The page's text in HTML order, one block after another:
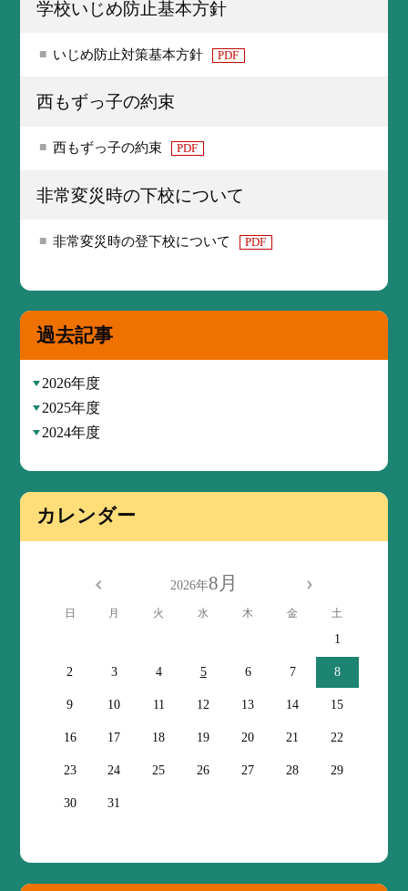
学校いじめ防止基本方針
いじめ防止対策基本方針 PDF
西もずっ子の約束
西もずっ子の約束 PDF
非常変災時の下校について
非常変災時の登下校について PDF
過去記事
2026年度
2025年度
2024年度
カレンダー
2026年8月
日 月 火 水 木 金 土
1
2 3 4 5 6 7 8
9 10 11 12 13 14 15
16 17 18 19 20 21 22
23 24 25 26 27 28 29
30 31